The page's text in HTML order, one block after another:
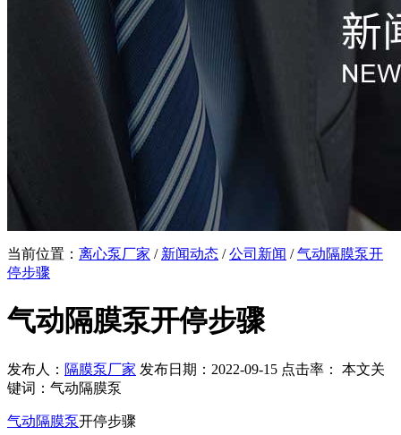
当前位置： 离心泵厂家 / 新闻动态 /公司新闻 /气动隔膜泵开
停步骤
气动隔膜泵开停步骤
发布人： 隔膜泵厂家 发布日期：2022-09-15 点击率：
本文关
键词：气动隔膜泵
气动隔膜泵开停步骤